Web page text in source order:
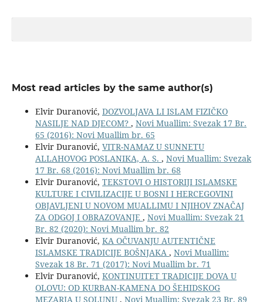
Most read articles by the same author(s)
Elvir Duranović, DOZVOLJAVA LI ISLAM FIZIČKO
NASILJE NAD DJECOM? , Novi Muallim: Svezak 17 Br.
65 (2016): Novi Muallim br. 65
Elvir Duranović, VITR-NAMAZ U SUNNETU
ALLAHOVOG POSLANIKA, A. S. , Novi Muallim: Svezak
17 Br. 68 (2016): Novi Muallim br. 68
Elvir Duranović, TEKSTOVI O HISTORIJI ISLAMSKE
KULTURE I CIVILIZACIJE U BOSNI I HERCEGOVINI
OBJAVLJENI U NOVOM MUALLIMU I NJIHOV ZNAČAJ
ZA ODGOJ I OBRAZOVANJE , Novi Muallim: Svezak 21
Br. 82 (2020): Novi Muallim br. 82
Elvir Duranović, KA OČUVANJU AUTENTIČNE
ISLAMSKE TRADICIJE BOŠNJAKA , Novi Muallim:
Svezak 18 Br. 71 (2017): Novi Muallim br. 71
Elvir Duranović, KONTINUITET TRADICIJE DOVA U
OLOVU: OD KURBAN-KAMENA DO ŠEHIDSKOG
MEZARJA U SOLUNU , Novi Muallim: Svezak 23 Br. 89